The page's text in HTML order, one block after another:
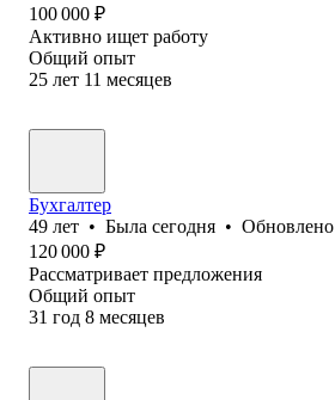
100 000 ₽
Активно ищет работу
Общий опыт
25 лет 11 месяцев
Бухгалтер
49 лет • Была сегодня • Обновлено
120 000 ₽
Рассматривает предложения
Общий опыт
31 год 8 месяцев